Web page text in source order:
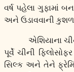
વર્ષ પહેલા ગુફામાં
અને ઉડાવવાની
એશિયાના
પૂર્વે ચીની
સિલ્ક અને તેને